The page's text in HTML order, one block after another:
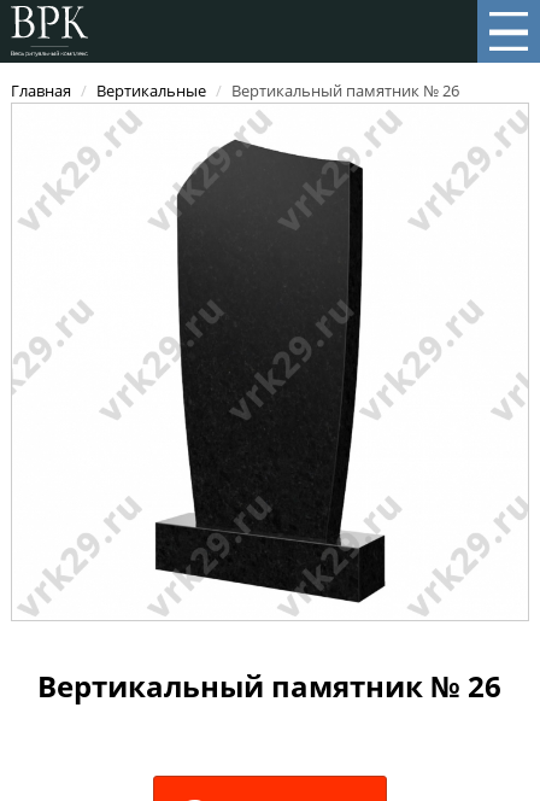
Главная / Вертикальные / Вертикальный памятник № 26
Вертикальный памятник № 26